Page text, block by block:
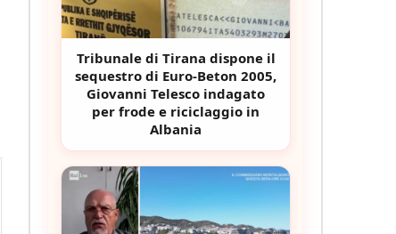
Tribunale di Tirana dispone il
sequestro di Euro-Beton 2005,
Giovanni Telesco indagato
per frode e riciclaggio in
Albania